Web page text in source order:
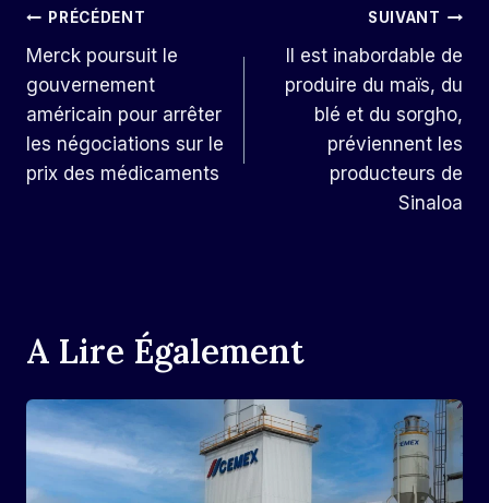
Navigation
De
L’article
PRÉCÉDENT
Merck poursuit le
gouvernement
américain pour arrêter
les négociations sur le
prix des médicaments
SUIVANT
Il est inabordable de
produire du maïs, du
blé et du sorgho,
préviennent les
producteurs de
Sinaloa
A Lire Également